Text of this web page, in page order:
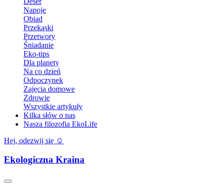
Napoje
Obiad
Przekąski
Przetwory
Śniadanie
Eko-tips
Dla planety
Na co dzień
Odpoczynek
Zajęcia domowe
Zdrowie
Wszystkie artykuły
Kilka słów o nas
Nasza filozofia EkoLife
Hej, odezwij się ☺️
Ekologiczna Kraina